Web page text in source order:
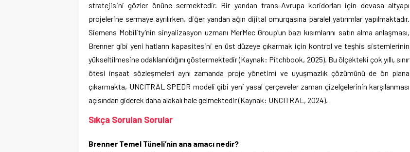
stratejisini gözler önüne sermektedir. Bir yandan trans-Avrupa koridorları için devasa altyapı
projelerine sermaye ayrılırken, diğer yandan ağın dijital omurgasına paralel yatırımlar yapılmaktadır.
Siemens Mobility’nin sinyalizasyon uzmanı MerMec Group’un bazı kısımlarını satın alma anlaşması,
Brenner gibi yeni hatların kapasitesini en üst düzeye çıkarmak için kontrol ve teşhis sistemlerinin
yükseltilmesine odaklanıldığını göstermektedir (Kaynak: Pitchbook, 2025). Bu ölçekteki çok yıllı, sınır
ötesi inşaat sözleşmeleri aynı zamanda proje yönetimi ve uyuşmazlık çözümünü de ön plana
çıkarmakta, UNCITRAL SPEDR modeli gibi yeni yasal çerçeveler zaman çizelgelerinin karşılanması
açısından giderek daha alakalı hale gelmektedir (Kaynak: UNCITRAL, 2024).
Sıkça Sorulan Sorular
Brenner Temel Tüneli’nin ana amacı nedir?